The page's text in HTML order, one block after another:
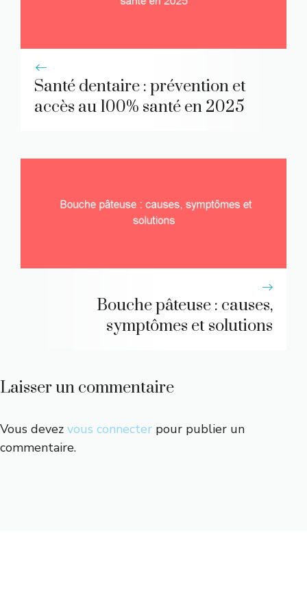
Santé dentaire : prévention et
accès au 100% santé en 2025
Bouche pâteuse : causes,
symptômes et solutions
Laisser un commentaire
Vous devez vous connecter pour publier un
commentaire.